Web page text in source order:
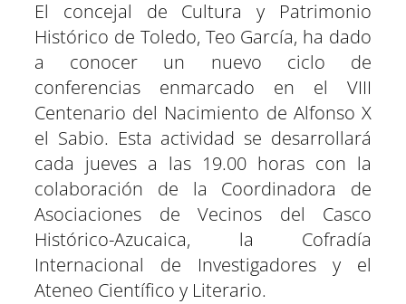
r
t
i
r
e
n
t
e
r
)
r
t
i
r
e
n
o
k
r
i
r
e
n
A
p
r
t
r
e
n
r
m
r
t
r
e
n
r
t
r
i
r
e
n
d
n
El concejal de Cultura y Patrimonio
Histórico de Toledo, Teo García, ha dado
a conocer un nuevo ciclo de
conferencias enmarcado en el VIII
Centenario del Nacimiento de Alfonso X
el Sabio. Esta actividad se desarrollará
cada jueves a las 19.00 horas con la
colaboración de la Coordinadora de
Asociaciones de Vecinos del Casco
Histórico-Azucaica, la Cofradía
Internacional de Investigadores y el
Ateneo Científico y Literario.